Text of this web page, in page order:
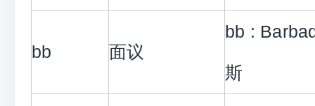
bb 面议
bb :
斯